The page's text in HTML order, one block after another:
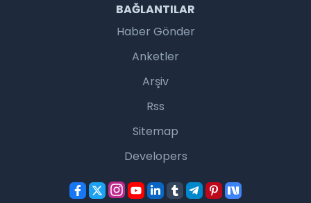
BAĞLANTILAR
Haber Gönder
Anketler
Arşiv
Rss
Sitemap
Developers